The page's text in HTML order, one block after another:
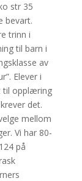
str 35
bevart.
trinn i
til barn i
av
Elever i
til opplæring
det.
mellom
Vi har 80-
på